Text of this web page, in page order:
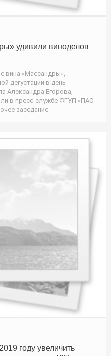
удивили виноделов
вина «Массандры»,
дегустации в день
Александра Егорова,
в пресс-службе ФГУП «ПАО
заседание
году увеличить